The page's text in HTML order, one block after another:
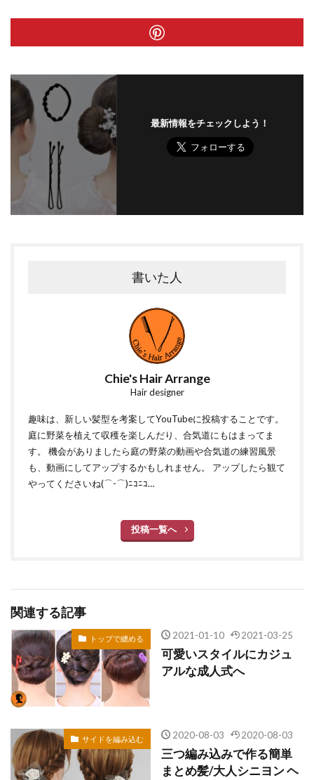
最新情報をチェックしよう！
書いた人
Chie's Hair Arrange
Hair designer
趣味は、新しい髪型を考案してYouTubeに投稿することです。
庭に野菜を植えて収穫を楽しんだり、合気道にもはまってま
す。 機会がありましたら庭の野菜の動画や合気道の練習風景
も、動画にしてアップするかもしれません。 アップしたら観て
やってくださいね(⌒-⌒)ﾆｺﾆｺ…
投稿一覧へ
関連する記事
トップで纏める 2021-01-10 2021-03-25
可愛いスタイルにカジュ
アルな成人式へ
サイドを編み込む 2020-08-03 2020-08-03
三つ編み込みで作る簡単
まとめ髪/大人シニヨン ヘ